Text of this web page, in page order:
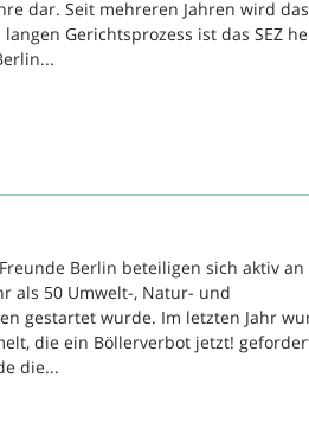
dar. Seit mehreren Jahren wird
Gerichtsprozess ist das SEZ
Berlin beteiligen sich aktiv an
als 50 Umwelt-, Natur- und
gestartet wurde. Im letzten Jahr
die ein Böllerverbot jetzt!
die...